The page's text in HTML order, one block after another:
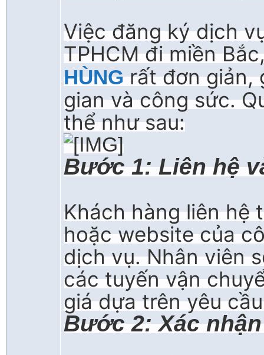
Việc đăng ký dịch
TPHCM đi miền
HÙNGrất đơn giản,
gian và công sức.
thể như sau:
Bước 1: Liên hệ
Khách hàng liên hệ
hoặc website của
dịch vụ. Nhân viên
các tuyến vận
giá dựa trên yêu
Bước 2: Xác